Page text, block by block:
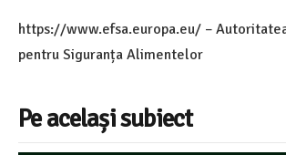
https://www.efsa.europa.eu/ –
pentru Siguranța Alimentelor
Pe același subiect